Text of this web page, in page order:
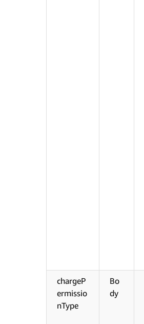
chargeP
ermissio
nType
Bo
dy